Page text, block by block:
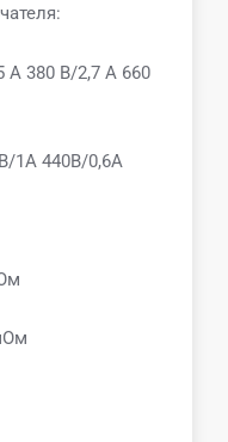
А 380 В/2,7 А 660
1А 440В/0,6А